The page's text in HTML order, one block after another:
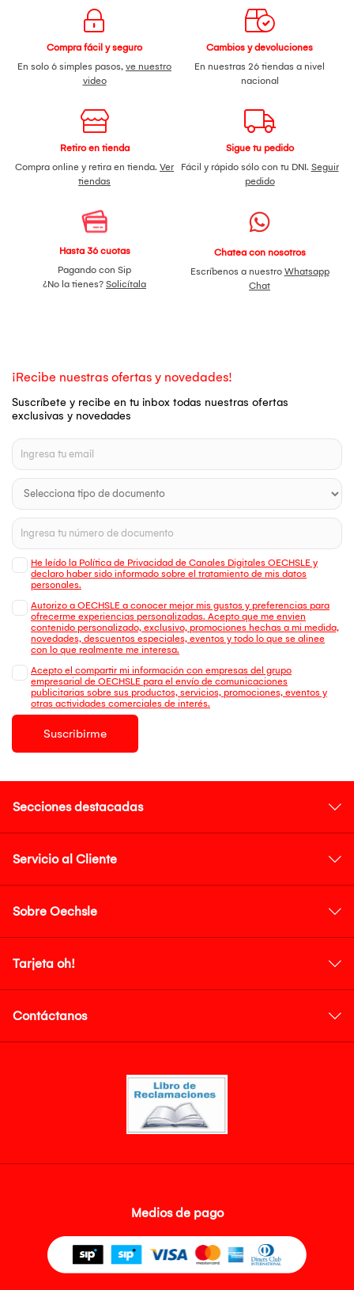
Compra fácil y seguro
En solo 6 simples pasos, ve nuestro
video
Cambios y devoluciones
En nuestras 26 tiendas a nivel
nacional
Retiro en tienda
Compra online y retira en tienda. Ver
tiendas
Sigue tu pedido
Fácil y rápido sólo con tu DNI. Seguir
pedido
Hasta 36 cuotas
Pagando con Sip
¿No la tienes? Solicítala
Chatea con nosotros
Escríbenos a nuestro Whatsapp
Chat
¡Recibe nuestras ofertas y novedades!
Suscríbete y recibe en tu inbox todas nuestras ofertas
exclusivas y novedades
He leído la Política de Privacidad de Canales Digitales OECHSLE y
declaro haber sido informado sobre el tratamiento de mis datos
personales.
Autorizo a OECHSLE a conocer mejor mis gustos y preferencias para
ofrecerme experiencias personalizadas. Acepto que me envien
contenido personalizado, exclusivo, promociones hechas a mi medida,
novedades, descuentos especiales, eventos y todo lo que se alinee
con lo que realmente me interesa.
Acepto el compartir mi información con empresas del grupo
empresarial de OECHSLE para el envío de comunicaciones
publicitarias sobre sus productos, servicios, promociones, eventos y
otras actividades comerciales de interés.
Suscribirme
Secciones destacadas
Servicio al Cliente
Sobre Oechsle
Tarjeta oh!
Contáctanos
Medios de pago